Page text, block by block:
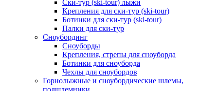
Ски-тур (ski-tour) лыжи
Крепления для ски-тур (ski-tour)
Ботинки для ски-тур (ski-tour)
Палки для ски-тур
Сноубординг
Сноуборды
Крепления, стрепы для сноуборда
Ботинки для сноуборда
Чехлы для сноубордов
Горнолыжные и сноубордические шлемы,